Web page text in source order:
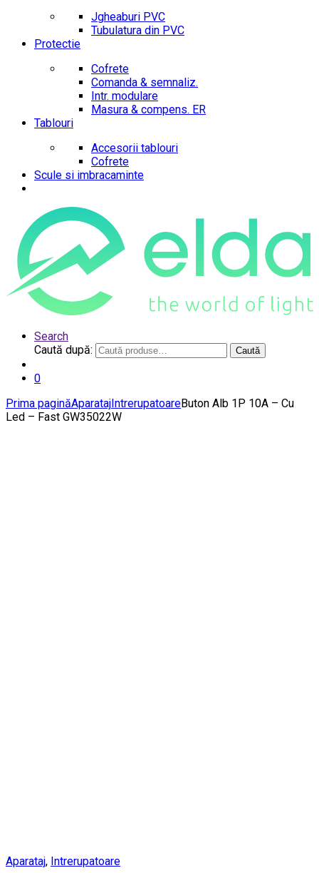
Jgheaburi PVC
Tubulatura din PVC
Protectie
Cofrete
Comanda & semnaliz.
Intr. modulare
Masura & compens. ER
Tablouri
Accesorii tablouri
Cofrete
Scule si imbracaminte
Search
Caută după:
Caută
0
Prima paginăAparatajIntrerupatoareButon Alb 1P 10A – Cu
Led – Fast GW35022W
Aparataj, Intrerupatoare